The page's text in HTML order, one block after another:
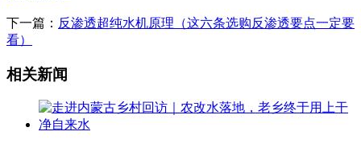
下一篇： 反渗透超纯水机原理（这六条选购反渗透要点一定要
看）
相关新闻